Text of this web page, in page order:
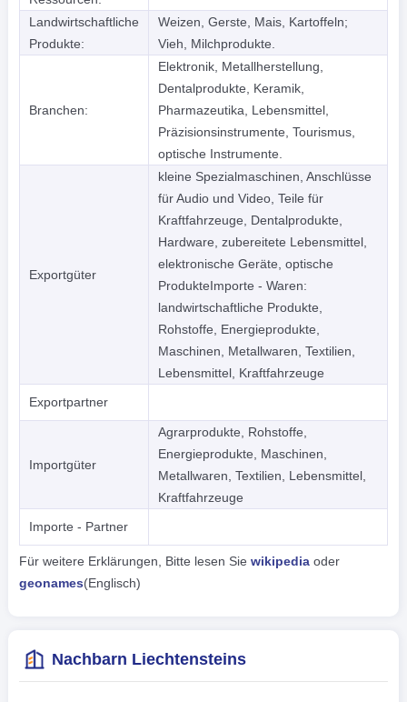
Landwirtschaftliche
Produkte:
Weizen, Gerste, Mais, Kartoffeln;
Vieh, Milchprodukte.
Branchen:
Elektronik, Metallherstellung,
Dentalprodukte, Keramik,
Pharmazeutika, Lebensmittel,
Präzisionsinstrumente, Tourismus,
optische Instrumente.
Exportgüter
kleine Spezialmaschinen, Anschlüsse
für Audio und Video, Teile für
Kraftfahrzeuge, Dentalprodukte,
Hardware, zubereitete Lebensmittel,
elektronische Geräte, optische
ProdukteImporte - Waren:
landwirtschaftliche Produkte,
Rohstoffe, Energieprodukte,
Maschinen, Metallwaren, Textilien,
Lebensmittel, Kraftfahrzeuge
Exportpartner
Importgüter
Agrarprodukte, Rohstoffe,
Energieprodukte, Maschinen,
Metallwaren, Textilien, Lebensmittel,
Kraftfahrzeuge
Importe - Partner
Für weitere Erklärungen, Bitte lesen Sie wikipediaoder
geonames(Englisch)
Nachbarn Liechtensteins